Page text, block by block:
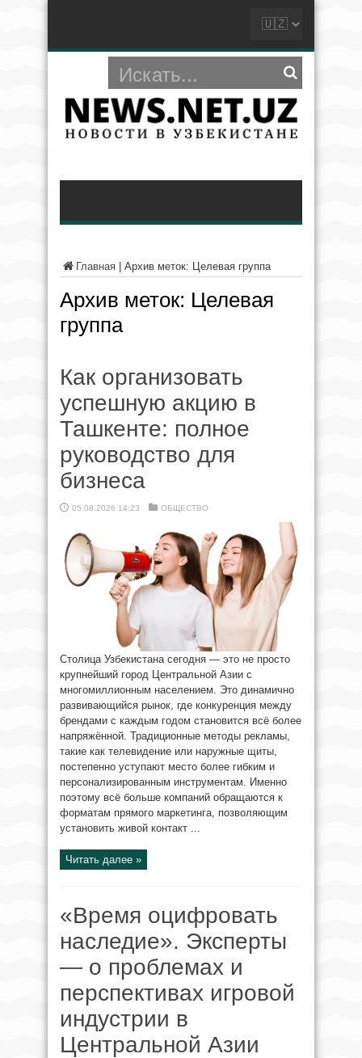
Главная Архив меток: Целевая группа
Архив меток: Целевая
группа
Как организовать
успешную акцию в
Ташкенте: полное
руководство для
бизнеса
05.08.2026 14:23 ОБЩЕСТВО
Столица Узбекистана сегодня — это не просто
крупнейший город Центральной Азии с
многомиллионным населением. Это динамично
развивающийся рынок, где конкуренция между
брендами с каждым годом становится всё более
напряжённой. Традиционные методы рекламы,
такие как телевидение или наружные щиты,
постепенно уступают место более гибким и
персонализированным инструментам. Именно
поэтому всё больше компаний обращаются к
форматам прямого маркетинга, позволяющим
установить живой контакт ...
Читать далее »
«Время оцифровать
наследие». Эксперты
— о проблемах и
перспективах игровой
индустрии в
Центральной Азии